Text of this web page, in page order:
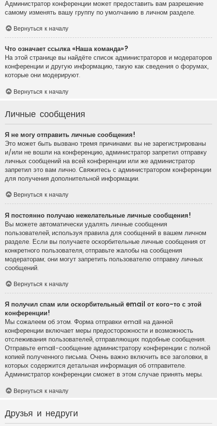
Администратор конференции может предоставить вам разрешение
самому изменять вашу группу по умолчанию в личном разделе.
Вернуться к началу
Что означает ссылка «Наша команда»?
На этой странице вы найдёте список администраторов и модераторов
конференции и другую информацию, такую как сведения о форумах,
которые они модерируют.
Вернуться к началу
Личные сообщения
Я не могу отправить личные сообщения!
Это может быть вызвано тремя причинами: вы не зарегистрированы
и/или не вошли на конференцию, администратор запретил отправку
личных сообщений на всей конференции или же администратор
запретил это вам лично. Свяжитесь с администратором конференции
для получения дополнительной информации.
Вернуться к началу
Я постоянно получаю нежелательные личные сообщения!
Вы можете автоматически удалять личные сообщения
пользователей, используя правила для сообщений в вашем личном
разделе. Если вы получаете оскорбительные личные сообщения от
конкретного пользователя, отправьте жалобы на сообщения
модераторам; они могут запретить пользователю отправку личных
сообщений.
Вернуться к началу
Я получил спам или оскорбительный email от кого-то с этой
конференции!
Мы сожалеем об этом. Форма отправки email на данной
конференции включает меры предосторожности и возможность
отслеживания пользователей, отправляющих подобные сообщения.
Отправьте email-сообщение администратору конференции с полной
копией полученного письма. Очень важно включить все заголовки, в
которых содержится детальная информация об отправителе.
Администратор конференции сможет в этом случае принять меры.
Вернуться к началу
Друзья и недруги